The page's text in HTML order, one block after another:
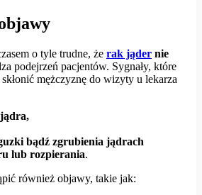
o tyle trudne, że rak jąder nie
podejrzeń pacjentów. Sygnały, które
mężczyznę do wizyty u lekarza
bądź zgrubienia jądrach
lub rozpierania.
również objawy, takie jak: